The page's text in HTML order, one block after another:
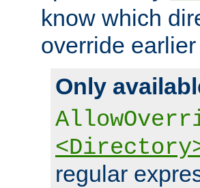
know which
override
Only
regular